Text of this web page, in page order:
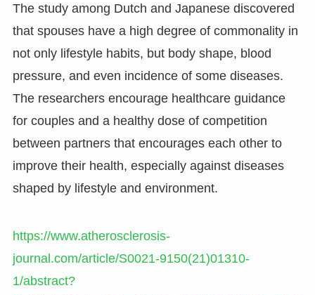
The study among Dutch and Japanese discovered
that spouses have a high degree of commonality in
not only lifestyle habits, but body shape, blood
pressure, and even incidence of some diseases.
The researchers encourage healthcare guidance
for couples and a healthy dose of competition
between partners that encourages each other to
improve their health, especially against diseases
shaped by lifestyle and environment.
https://www.atherosclerosis-
journal.com/article/S0021-9150(21)01310-
1/abstract?